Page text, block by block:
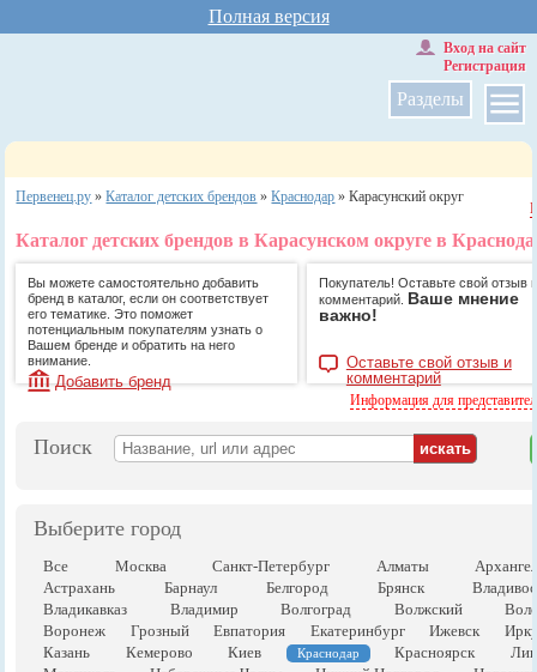
Полная версия
Разделы
Вход на сайт
Регистрация
Первенец.ру »Каталог детских брендов »Краснодар »Карасунский округ
Каталог детских брендов в Карасунском округе в
Вы можете самостоятельно добавить
бренд в каталог, если он соответствует
его тематике. Это поможет
потенциальным покупателям узнать о
Вашем бренде и обратить на него
внимание.
Добавить бренд
Покупатель! Оставьте свой отзыв и
комментарий. Ваше мнение
важно!
Оставьте свой отзыв и
комментарий
Информация для
Поиск
Выберите город
Все Москва Санкт-Петербург Алматы
Астрахань
Барнаул Белгород Брянск
Владикавказ
Владимир Волгоград Волжский
Воронеж
Грозный Евпатория Екатеринбург Ижевск
Казань
Кемерово Киев Краснодар Красноярск